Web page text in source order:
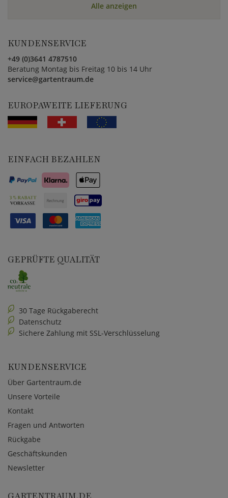
Alle anzeigen
KUNDENSERVICE
+49 (0)3641 4787510
Beratung Montag bis Freitag 10 bis 14 Uhr
service@gartentraum.de
EUROPAWEITE LIEFERUNG
EINFACH BEZAHLEN
GEPRÜFTE QUALITÄT
30 Tage Rückgaberecht
Datenschutz
Sichere Zahlung mit SSL-Verschlüsselung
KUNDENSERVICE
Über Gartentraum.de
Unsere Vorteile
Kontakt
Fragen und Antworten
Rückgabe
Geschäftskunden
Newsletter